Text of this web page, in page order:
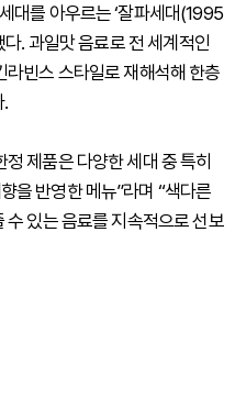
대를 아우르는 ‘잘파세대(1995
. 과일맛 음료로 전 세계적인
라빈스 스타일로 재해석해 한층
.
제품은 다양한 세대 중 특히
을 반영한 메뉴”라며 “색다른
있는 음료를 지속적으로 선보